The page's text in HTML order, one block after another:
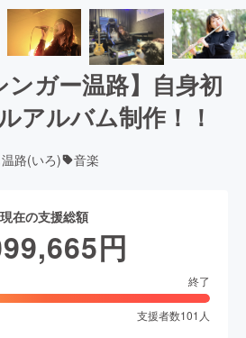
ンガー温路】自身初
アルバム制作！！
温路(いろ) 音楽
現在の支援総額
円
終了
支援者数101 人